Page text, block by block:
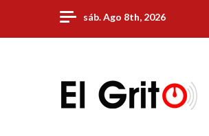
content
sáb. Ago 8th, 2026